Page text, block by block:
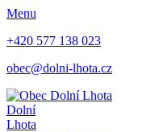
Menu
+420 577 138 023
obec@dolni-lhota.cz
Dolní
Lhota